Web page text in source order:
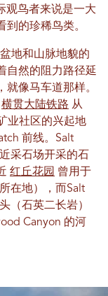
观鸟者来说是一大
的珍稀鸟类。
地和山脉地貌的
自然的阻力路径延
像马车道那样。
横贯大陆铁路 从
业社区的兴起地
前线。Salt
采石场开采的石
红丘花园 曾用于
在地），而Salt
（石英二长岩）
Canyon 的河